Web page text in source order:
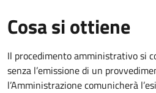
Cosa si ottiene
Il procedimento amministrativo si
senza l’emissione di un
l’Amministrazione comunicherà